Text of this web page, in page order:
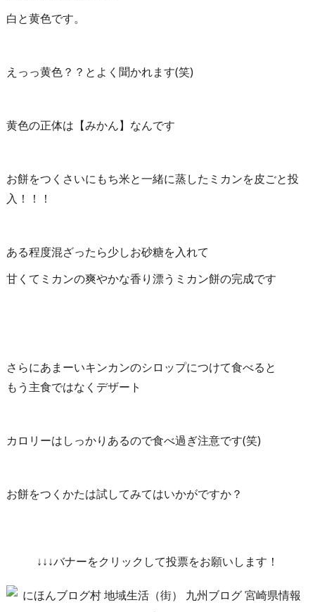
白と黄色です。
えっっ黄色？？とよく聞かれます(笑)
黄色の正体は【みかん】なんです
お餅をつくさいにもち米と一緒に蒸したミカンを皮ごと投
入！！！
ある程度混ざったら少しお砂糖を入れて
甘くてミカンの爽やかな香り漂うミカン餅の完成です
さらにあまーいキンカンのシロップにつけて食べると
もう主食ではなくデザート
カロリーはしっかりあるので食べ過ぎ注意です(笑)
お餅をつくかたは試してみてはいかがですか？
↓↓↓バナーをクリックして投票をお願いします！